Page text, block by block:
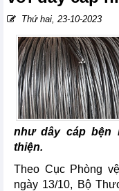
Thứ hai, 23-10-2023
như dây cáp bện
thiện.
Theo Cục Phòng
ngày 13/10, Bộ